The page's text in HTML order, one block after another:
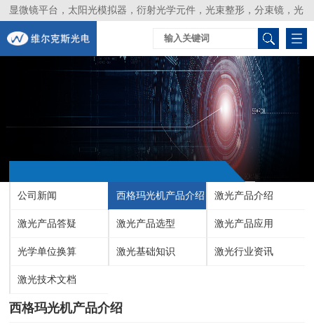
显微镜平台，太阳光模拟器，衍射光学元件，光束整形，分束镜，光
谱仪，生物激光器，光束分析仪，Layertec
公司新闻 西格玛光机产品介绍 激光产品介绍
激光产品答疑 激光产品选型 激光产品应用
光学单位换算 激光基础知识 激光行业资讯
激光技术文档
西格玛光机产品介绍